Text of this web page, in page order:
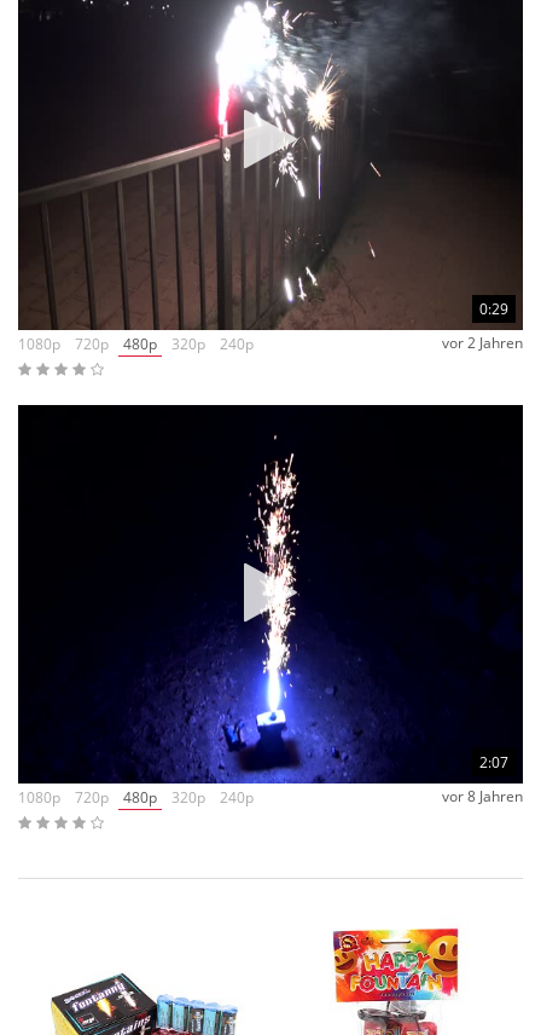
0:29
1080p
720p 480p 320p 240p vor 2 Jahren
2:07
1080p
720p 480p 320p 240p vor 8 Jahren